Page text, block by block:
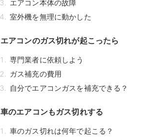
エアコン本体の故障
室外機を無理に動かした
エアコンのガス切れが起こったら
専門業者に依頼しよう
ガス補充の費用
自分でエアコンガスを補充できる？
車のエアコンもガス切れする
車のガス切れは何年で起こる？